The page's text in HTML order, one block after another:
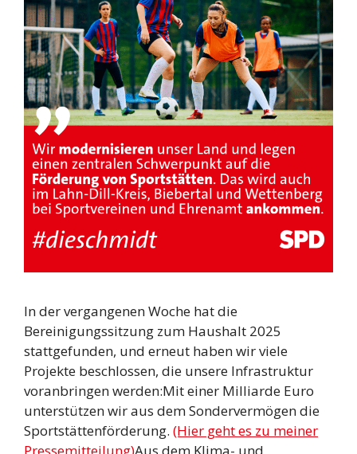
In der vergangenen Woche hat die
Bereinigungssitzung zum Haushalt 2025
stattgefunden, und erneut haben wir viele
Projekte beschlossen, die unsere Infrastruktur
voranbringen werden:Mit einer Milliarde Euro
unterstützen wir aus dem Sondervermögen die
Sportstättenförderung. (Hier geht es zu meiner